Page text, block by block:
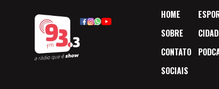
HOME
SOBRE
CONTATO
SOCIAIS